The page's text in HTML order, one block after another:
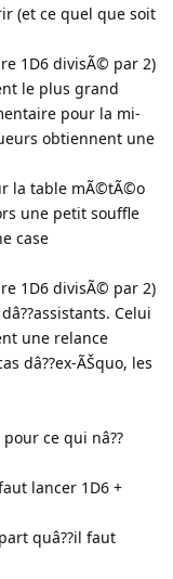
(et ce quel que soit
1D6 divisÃ© par 2)
le plus grand
pour la mi-
obtiennent une
la table mÃ©tÃ©o
une petit souffle
case
1D6 divisÃ© par 2)
Celui
une relance
dâ??ex-ÃŠquo, les
ce qui nâ??
lancer 1D6 +
quâ??il faut